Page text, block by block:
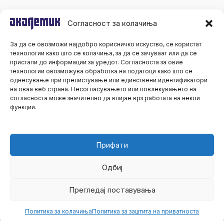
Согласност за колачиња
За да се овозможи најдобро корисничко искуство, се користат
технологии како што се колачиња, за да се зачуваат или да се
пристапи до информации за уредот. Согласноста за овие
технологии овозможува обработка на податоци како што се
однесување при прелистување или единствени идентификатори
на оваа веб страна. Несогласувањето или повлекувањето на
согласноста може значително да влијае врз работата на некои
функции.
Прифати
Одбиј
Прегледај поставувања
Политика за колачињаПолитика за заштита на приватноста